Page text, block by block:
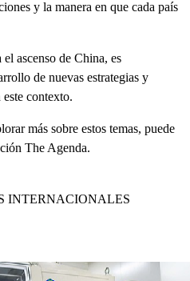
y la manera en que cada país
ascenso de China, es
de nuevas estrategias y
contexto.
más sobre estos temas, puede
The Agenda.
INTERNACIONALES